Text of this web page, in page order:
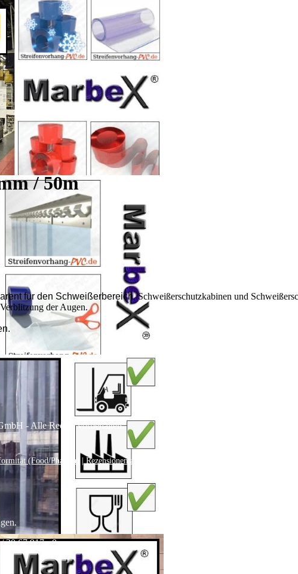
/ 50m
für den Schweißerbereich.Schweißerschutzkabinen und
der Augen.
- Alle Rechte vorbehalten.
(Food/Pharma) | Rezensionen auf Google ansehen
20 67 917 - 0